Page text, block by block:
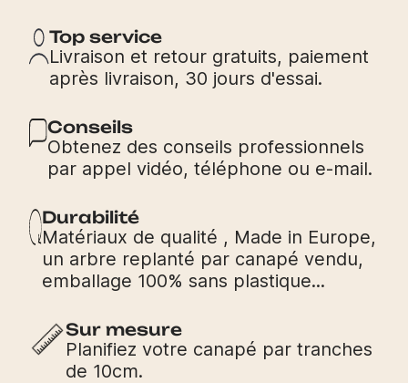
Top service
Livraison et retour gratuits, paiement
après livraison, 30 jours d'essai.
Conseils
Obtenez des conseils professionnels
par appel vidéo, téléphone ou e-mail.
Durabilité
Matériaux de qualité , Made in Europe,
un arbre replanté par canapé vendu,
emballage 100% sans plastique...
Sur mesure
Planifiez votre canapé par tranches
de 10cm.